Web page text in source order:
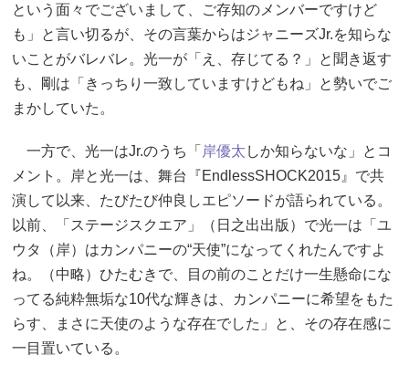
という面々でございまして、ご存知のメンバーですけど
も」と言い切るが、その言葉からはジャニーズJr.を知らな
いことがバレバレ。光一が「え、存じてる？」と聞き返す
も、剛は「きっちり一致していますけどもね」と勢いでご
まかしていた。
一方で、光一はJr.のうち「 岸優太 しか知らないな」とコ
メント。岸と光一は、舞台『EndlessSHOCK2015』で共
演して以来、たびたび仲良しエピソードが語られている。
以前、「ステージスクエア」（日之出出版）で光一は「ユ
ウタ（岸）はカンパニーの“天使”になってくれたんですよ
ね。（中略）ひたむきで、目の前のことだけ一生懸命にな
ってる純粋無垢な10代な輝きは、カンパニーに希望をもた
らす、まさに天使のような存在でした」と、その存在感に
一目置いている。